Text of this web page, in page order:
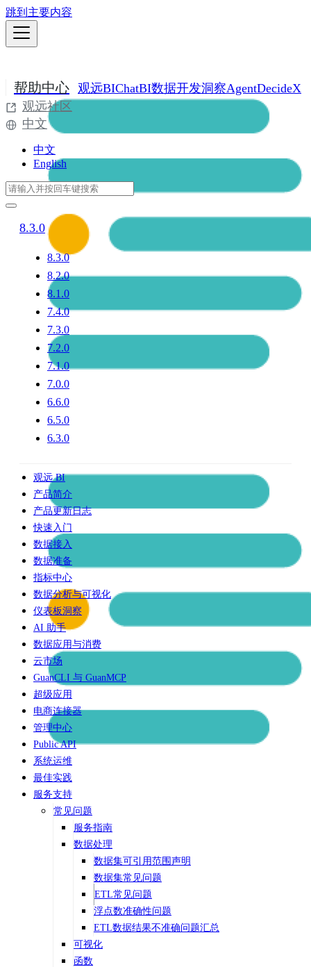
跳到主要内容
帮助中心 观远BIChatBI数据开发洞察AgentDecideX
观远社区
中文
中文
English
8.3.0
8.3.0
8.2.0
8.1.0
7.4.0
7.3.0
7.2.0
7.1.0
7.0.0
6.6.0
6.5.0
6.3.0
观远 BI
产品简介
产品更新日志
快速入门
数据接入
数据准备
指标中心
数据分析与可视化
仪表板洞察
AI 助手
数据应用与消费
云市场
GuanCLI 与 GuanMCP
超级应用
电商连接器
管理中心
Public API
系统运维
最佳实践
服务支持
常见问题
服务指南
数据处理
数据集可引用范围声明
数据集常见问题
ETL常见问题
浮点数准确性问题
ETL数据结果不准确问题汇总
可视化
函数